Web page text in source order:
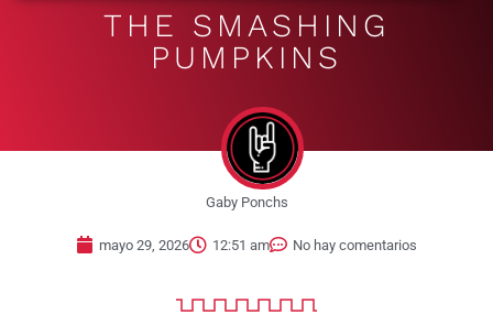
THE SMASHING
PUMPKINS
Gaby Ponchs
mayo 29, 2026 12:51 am No hay comentarios